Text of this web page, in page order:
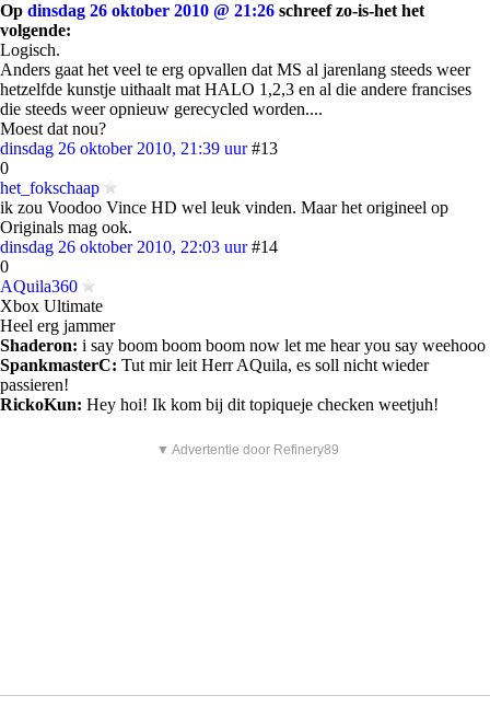
Op dinsdag 26 oktober 2010 @ 21:26 schreef zo-is-het het
volgende:
Logisch.
Anders gaat het veel te erg opvallen dat MS al jarenlang steeds weer
hetzelfde kunstje uithaalt mat HALO 1,2,3 en al die andere francises
die steeds weer opnieuw gerecycled worden....
Moest dat nou?
dinsdag 26 oktober 2010, 21:39 uur #13
0
het_fokschaap
ik zou Voodoo Vince HD wel leuk vinden. Maar het origineel op
Originals mag ook.
dinsdag 26 oktober 2010, 22:03 uur #14
0
AQuila360
Xbox Ultimate
Heel erg jammer
Shaderon: i say boom boom boom now let me hear you say weehooo
SpankmasterC: Tut mir leit Herr AQuila, es soll nicht wieder
passieren!
RickoKun: Hey hoi! Ik kom bij dit topiqueje checken weetjuh!
▼ Advertentie door Refinery89